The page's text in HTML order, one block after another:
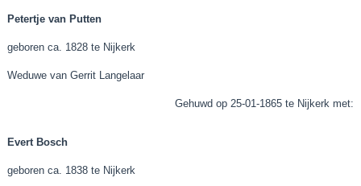
Petertje van Putten
geboren ca. 1828 te Nijkerk
Weduwe van Gerrit Langelaar
Gehuwd op 25-01-1865 te Nijkerk met:
Evert Bosch
geboren ca. 1838 te Nijkerk